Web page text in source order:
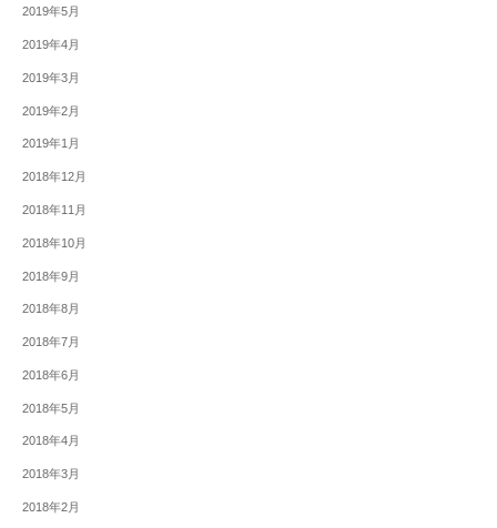
2019年5月
2019年4月
2019年3月
2019年2月
2019年1月
2018年12月
2018年11月
2018年10月
2018年9月
2018年8月
2018年7月
2018年6月
2018年5月
2018年4月
2018年3月
2018年2月